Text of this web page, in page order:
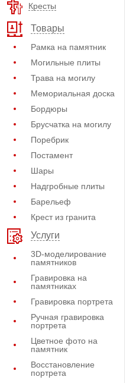
Кресты
Товары
Рамка на памятник
Могильные плиты
Трава на могилу
Мемориальная доска
Бордюры
Брусчатка на могилу
Поребрик
Постамент
Шары
Надгробные плиты
Барельеф
Крест из гранита
Услуги
3D-моделирование
памятников
Гравировка на
памятниках
Гравировка портрета
Ручная гравировка
портрета
Цветное фото на
памятник
Восстановление
портрета